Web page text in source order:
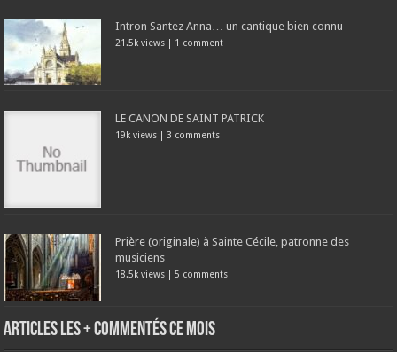
Intron Santez Anna… un cantique bien connu
21.5k views | 1 comment
LE CANON DE SAINT PATRICK
19k views | 3 comments
Prière (originale) à Sainte Cécile, patronne des
musiciens
18.5k views |5 comments
Articles les + commentés ce mois